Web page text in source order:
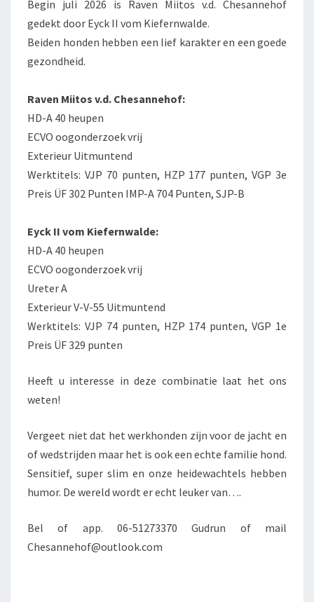
Begin juli 2026 is Raven Miitos v.d. Chesannehof
gedekt door Eyck II vom Kiefernwalde.
Beiden honden hebben een lief karakter en een goede
gezondheid.
Raven Miitos v.d. Chesannehof:
HD-A 40 heupen
ECVO oogonderzoek vrij
Exterieur Uitmuntend
Werktitels: VJP 70 punten, HZP 177 punten, VGP 3e
Preis ÜF 302 Punten IMP-A 704 Punten, SJP-B
Eyck II vom Kiefernwalde:
HD-A 40 heupen
ECVO oogonderzoek vrij
Ureter A
Exterieur V-V-55 Uitmuntend
Werktitels: VJP 74 punten, HZP 174 punten, VGP 1e
Preis ÜF 329 punten
Heeft u interesse in deze combinatie laat het ons
weten!
Vergeet niet dat het werkhonden zijn voor de jacht en
of wedstrijden maar het is ook een echte familie hond.
Sensitief, super slim en onze heidewachtels hebben
humor. De wereld wordt er echt leuker van….
Bel of app. 06-51273370 Gudrun of mail
Chesannehof@outlook.com